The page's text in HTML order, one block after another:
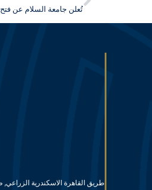
تُعلن جامعة السلام عن فتح باب
طريق القاهرة الاسكندرية